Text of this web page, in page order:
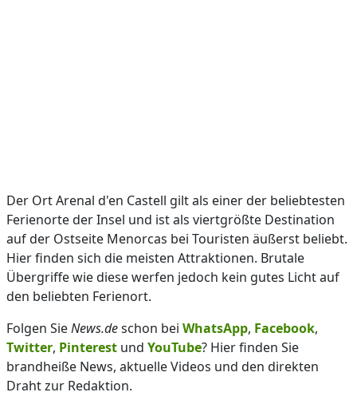
Der Ort Arenal d'en Castell gilt als einer der beliebtesten
Ferienorte der Insel und ist als viertgrößte Destination
auf der Ostseite Menorcas bei Touristen äußerst beliebt.
Hier finden sich die meisten Attraktionen. Brutale
Übergriffe wie diese werfen jedoch kein gutes Licht auf
den beliebten Ferienort.
Folgen SieNews.deschon bei WhatsApp, Facebook,
Twitter, Pinterest und YouTube? Hier finden Sie
brandheiße News, aktuelle Videos und den direkten
Draht zur Redaktion.